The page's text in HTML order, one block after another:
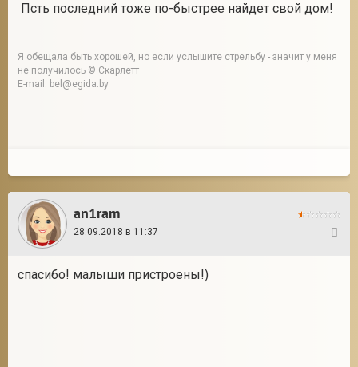
Псть последний тоже по-быстрее найдет свой дом!
Я обещала быть хорошей, но если услышите стрельбу - значит у меня
не получилось © Скарлетт
E-mail: bel@egida.by
an1ram
28.09.2018 в 11:37
спасибо! малыши пристроены!)